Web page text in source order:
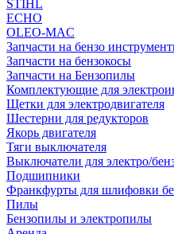
STIHL
ECHO
OLEO-MAC
Запчасти на бензо
Запчасти на бензокосы
Запчасти на Бензопилы
Комплектующие для
Щетки для электродвигателя
Шестерни для редукторов
Якорь двигателя
Тяги выключателя
Выключатели для электро/
Подшипники
Франкфурты для шлифовки
Пилы
Бензопилы и электропилы